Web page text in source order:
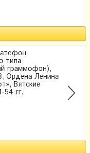
типа
граммофон),
Ордена Ленина
Вятские
54 гг.